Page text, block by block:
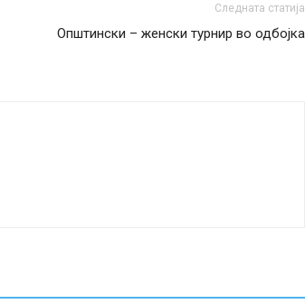
Следната статија
Општински – женски турнир во одбојка